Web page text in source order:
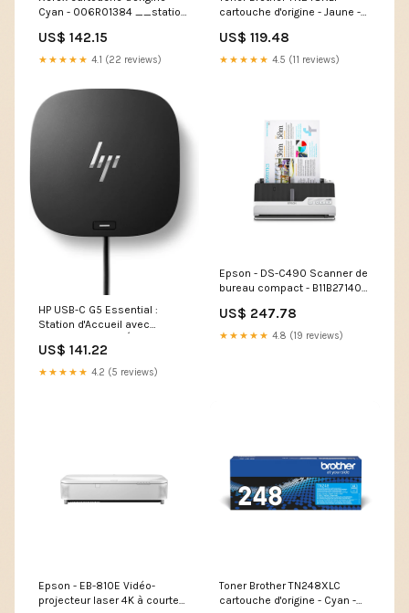
Cyan - 006R01384 __station
US$ 142.15
★★★★★ 4.1 (22 reviews)
cartouche d'origine - Jaune -
capteur_LED
US$ 119.48
★★★★★ 4.5 (11 reviews)
HP USB-C G5 Essential :
Station d'Accueil avec
Capacité d’alimentation
totale_250
US$ 141.22
★★★★★ 4.2 (5 reviews)
Epson - DS-C490 Scanner de
bureau compact - B11B271401
US$ 247.78
★★★★★ 4.8 (19 reviews)
Epson - EB-810E Vidéo-
projecteur laser 4K à courte
Toner Brother TN248XLC
cartouche d'origine - Cyan -